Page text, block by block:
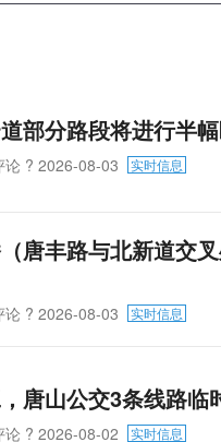
部分路段将进行半
论 ? 2026-08-03 实时信息
唐丰路与北新道交
论 ? 2026-08-03 实时信息
唐山公交3条线路临
论 ? 2026-08-02 实时信息